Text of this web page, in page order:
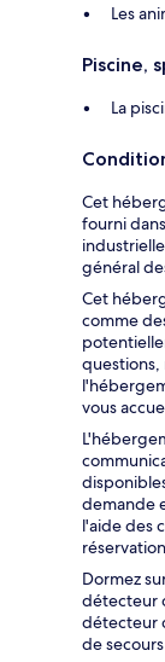
Les
Piscine,
La
Cet
fourni
général
Cet
comme
questions,
vous
demande
l'aide des
Dormez
détecteur
détecteur
de